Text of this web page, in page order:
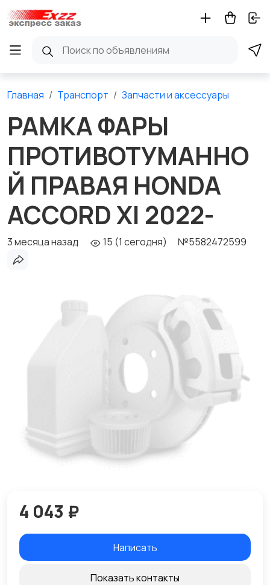
Главная Транспорт Запчасти и аксессуары
РАМКА ФАРЫ
ПРОТИВОТУМАННО
Й ПРАВАЯ HONDA
ACCORD XI 2022-
3 месяца назад 15 (1 сегодня) №5582472599
4 043 ₽
Написать
Показать контакты